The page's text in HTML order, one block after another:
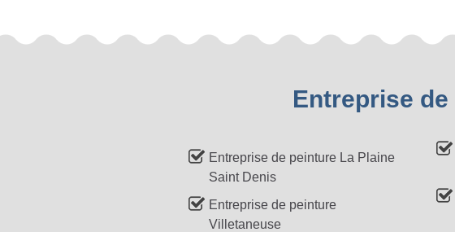
Entreprise
Entreprise de peinture La Plaine
Saint Denis
Entreprise de peinture
Villetaneuse